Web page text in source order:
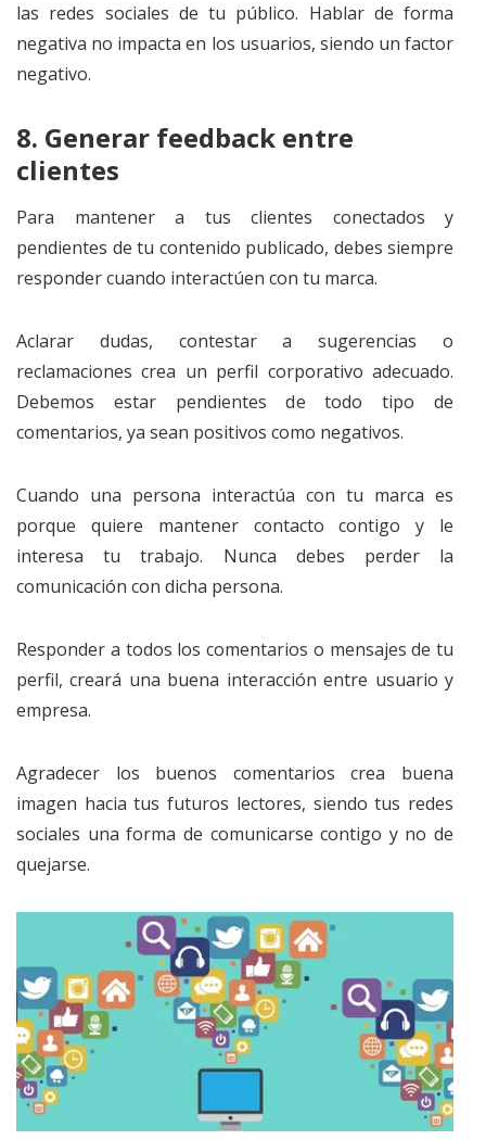
las redes sociales de tu público. Hablar de forma
negativa no impacta en los usuarios, siendo un factor
negativo.
8. Generar feedback entre
clientes
Para mantener a tus clientes conectados y
pendientes de tu contenido publicado, debes siempre
responder cuando interactúen con tu marca.
Aclarar dudas, contestar a sugerencias o
reclamaciones crea un perfil corporativo adecuado.
Debemos estar pendientes de todo tipo de
comentarios, ya sean positivos como negativos.
Cuando una persona interactúa con tu marca es
porque quiere mantener contacto contigo y le
interesa tu trabajo. Nunca debes perder la
comunicación con dicha persona.
Responder a todos los comentarios o mensajes de tu
perfil, creará una buena interacción entre usuario y
empresa.
Agradecer los buenos comentarios crea buena
imagen hacia tus futuros lectores, siendo tus redes
sociales una forma de comunicarse contigo y no de
quejarse.